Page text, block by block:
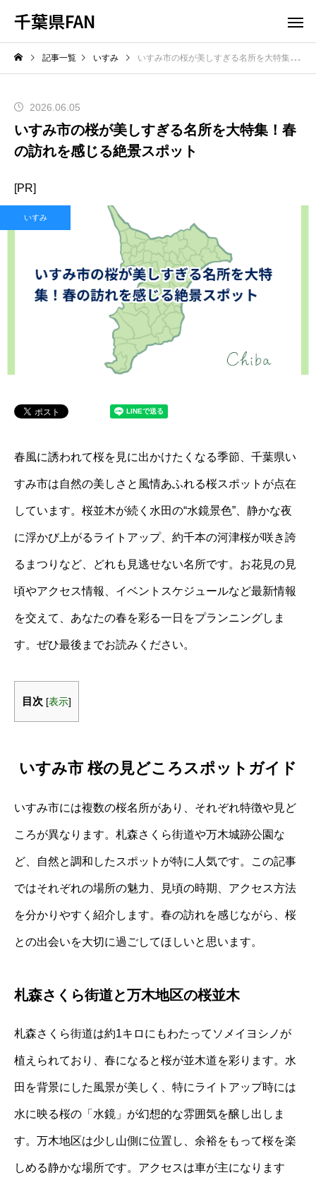
千葉県FAN
記事一覧 いすみ いすみ市の桜が美しすぎる名所を大特集！春の訪れを感じる絶景スポット
2026.06.05
いすみ市の桜が美しすぎる名所を大特集！春
の訪れを感じる絶景スポット
[PR]
いすみ
春風に誘われて桜を見に出かけたくなる季節、千葉県い
すみ市は自然の美しさと風情あふれる桜スポットが点在
しています。桜並木が続く水田の“水鏡景色”、静かな夜
に浮かび上がるライトアップ、約千本の河津桜が咲き誇
るまつりなど、どれも見逃せない名所です。お花見の見
頃やアクセス情報、イベントスケジュールなど最新情報
を交えて、あなたの春を彩る一日をプランニングしま
す。ぜひ最後までお読みください。
目次 [表示]
いすみ市 桜の見どころスポットガイド
いすみ市には複数の桜名所があり、それぞれ特徴や見ど
ころが異なります。札森さくら街道や万木城跡公園な
ど、自然と調和したスポットが特に人気です。この記事
ではそれぞれの場所の魅力、見頃の時期、アクセス方法
を分かりやすく紹介します。春の訪れを感じながら、桜
との出会いを大切に過ごしてほしいと思います。
札森さくら街道と万木地区の桜並木
札森さくら街道は約1キロにもわたってソメイヨシノが
植えられており、春になると桜が並木道を彩ります。水
田を背景にした風景が美しく、特にライトアップ時には
水に映る桜の「水鏡」が幻想的な雰囲気を醸し出しま
す。万木地区は少し山側に位置し、余裕をもって桜を楽
しめる静かな場所です。アクセスは車が主になります